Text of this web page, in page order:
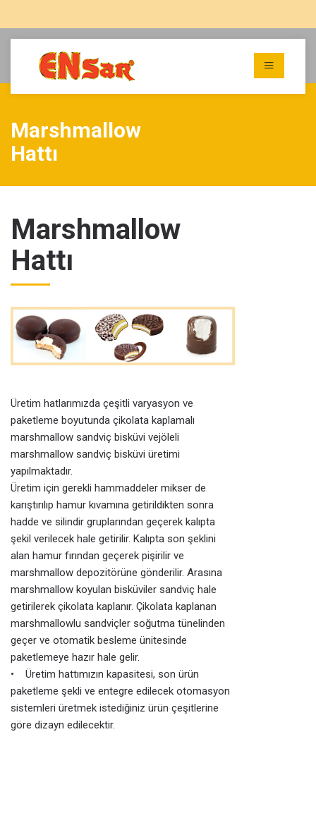
Marshmallow
Hattı
Marshmallow
Hattı
Üretim hatlarımızda çeşitli varyasyon ve
paketleme boyutunda çikolata kaplamalı
marshmallow sandviç bisküvi vejöleli
marshmallow sandviç bisküvi üretimi
yapılmaktadır.
Üretim için gerekli hammaddeler mikser de
karıştırılıp hamur kıvamına getirildikten sonra
hadde ve silindir gruplarından geçerek kalıpta
şekil verilecek hale getirilir. Kalıpta son şeklini
alan hamur fırından geçerek pişirilir ve
marshmallow depozitörüne gönderilir. Arasına
marshmallow koyulan bisküviler sandviç hale
getirilerek çikolata kaplanır. Çikolata kaplanan
marshmallowlu sandviçler soğutma tünelinden
geçer ve otomatik besleme ünitesinde
paketlemeye hazır hale gelir.
• Üretim hattımızın kapasitesi, son ürün
paketleme şekli ve entegre edilecek otomasyon
sistemleri üretmek istediğiniz ürün çeşitlerine
göre dizayn edilecektir.